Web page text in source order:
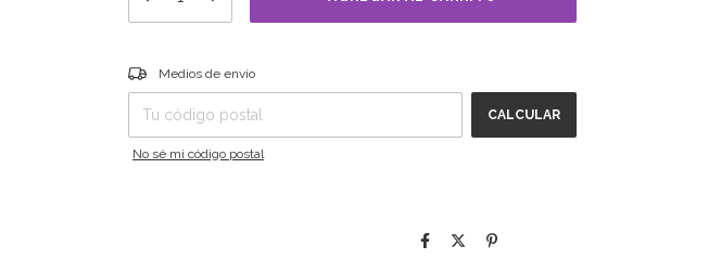
Entregas para el CP:
Medios de envío
CALCULAR
No sé mi código postal